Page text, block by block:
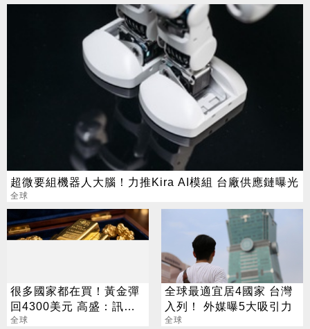
超微要組機器人大腦！力推Kira AI模組 台廠供應鏈曝光
全球
很多國家都在買！黃金彈
回4300美元 高盛：訊號
來了
全球
全球最適宜居4國家 台灣
入列！ 外媒曝5大吸引力
全球